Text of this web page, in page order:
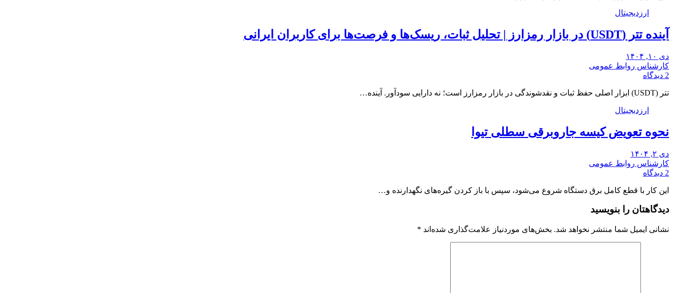
ارزدیجیتال
آینده تتر (USDT) در بازار رمزارز | تحلیل ثبات، ریسک‌ها و فرصت‌ها برای کاربران ایرانی
دی ۱۰, ۱۴۰۴
کارشناس روابط عمومی
2 دیدگاه
تتر (USDT) ابزار اصلی حفظ ثبات و نقدشوندگی در بازار رمزارز است؛ نه دارایی سودآور. آینده…
ارزدیجیتال
نحوه تعویض کیسه جاروبرقی سطلی تیوا
دی ۲, ۱۴۰۴
کارشناس روابط عمومی
2 دیدگاه
این کار با قطع کامل برق دستگاه شروع می‌شود، سپس با باز کردن گیره‌های نگهدارنده و…
دیدگاهتان را بنویسید
نشانی ایمیل شما منتشر نخواهد شد. بخش‌های موردنیاز علامت‌گذاری شده‌اند *